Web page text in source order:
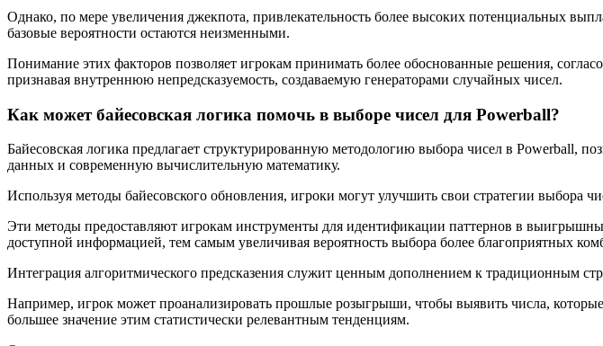
Однако, по мере увеличения джекпота, привлекательность более высоких потенциальных
базовые вероятности остаются неизменными.
Понимание этих факторов позволяет игрокам принимать более обоснованные решения,
признавая внутреннюю непредсказуемость, создаваемую генераторами случайных чисел.
Как может байесовская логика помочь в выборе чисел для Powerball?
Байесовская логика предлагает структурированную методологию выбора чисел в Powerball,
данных и современную вычислительную математику.
Используя методы байесовского обновления, игроки могут улучшить свои стратегии
Эти методы предоставляют игрокам инструменты для идентификации паттернов в
доступной информацией, тем самым увеличивая вероятность выбора более благоприятных
Интеграция алгоритмического предсказения служит ценным дополнением к традиционным
Например, игрок может проанализировать прошлые розыгрыши, чтобы выявить числа,
большее значение этим статистически релевантным тенденциям.